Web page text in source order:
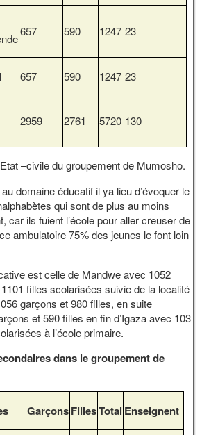
657 590 1247 23
657 590 1247 23
2959 2761 5720 130
–civile du groupement de Mumosho.
domaine éducatif il ya lieu d’évoquer le
qui sont de plus au moins
car ils fuient l’école pour aller creuser de
ambulatoire 75% des jeunes le font loin
est celle de Mandwe avec 1052
filles scolarisées suivie de la localité
garçons et 980 filles, en suite
et 590 filles en fin d’Igaza avec 103
à l’école primaire.
dans le groupement de
GarçonsFillesTotal Enseignent